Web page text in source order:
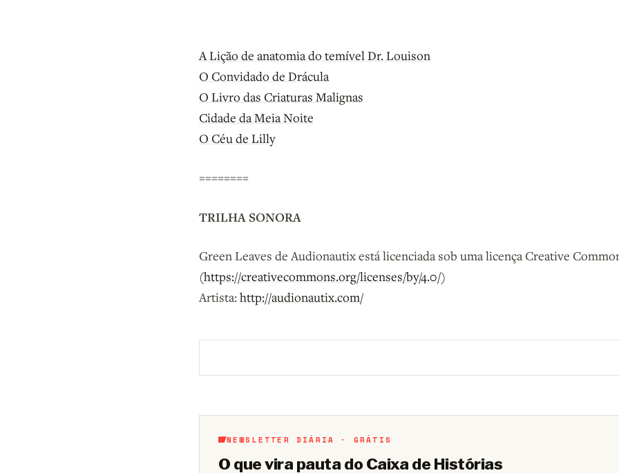
A Lição de anatomia do temível Dr. Louison
O Convidado de Drácula
O Livro das Criaturas Malignas
Cidade da Meia Noite
O Céu de Lilly
========
TRILHA SONORA
Green Leaves de Audionautix está licenciada sob uma licença Creative
(https://creativecommons.org/licenses/by/4.0/)
Artista:http://audionautix.com/
NEWSLETTER DIÁRIA · GRÁTIS
O que vira pauta do Caixa de Histórias